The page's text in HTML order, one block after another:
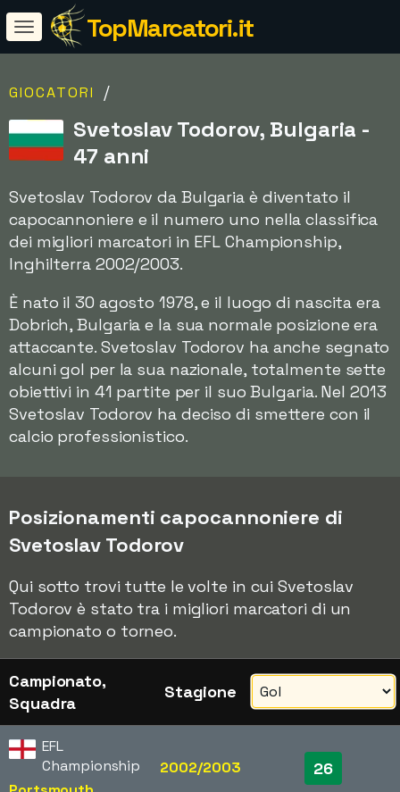
TopMarcatori.it
GIOCATORI /
Svetoslav Todorov, Bulgaria -
47 anni
Svetoslav Todorov da Bulgaria è diventato il
capocannoniere e il numero uno nella classifica
dei migliori marcatori in EFL Championship,
Inghilterra 2002/2003.
È nato il 30 agosto 1978, e il luogo di nascita era
Dobrich, Bulgaria e la sua normale posizione era
attaccante. Svetoslav Todorov ha anche segnato
alcuni gol per la sua nazionale, totalmente sette
obiettivi in 41 partite per il suo Bulgaria. Nel 2013
Svetoslav Todorov ha deciso di smettere con il
calcio professionistico.
Posizionamenti capocannoniere di
Svetoslav Todorov
Qui sotto trovi tutte le volte in cui Svetoslav
Todorov è stato tra i migliori marcatori di un
campionato o torneo.
Campionato,
Squadra
Stagione
EFL
Championship
2002/2003 26